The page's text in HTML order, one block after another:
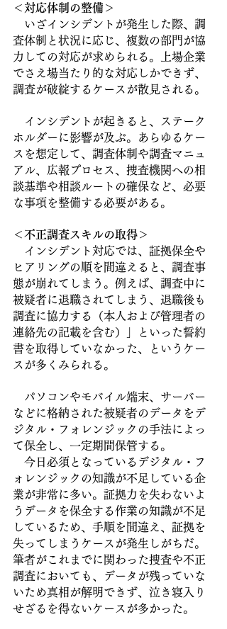
＜対応体制の整備＞
いざインシデントが発生した際、調
査体制と状況に応じ、複数の部門が協
力しての対応が求められる。上場企業
でさえ場当たり的な対応しかできず、
調査が破綻するケースが散見される。
インシデントが起きると、ステーク
ホルダーに影響が及ぶ。あらゆるケー
スを想定して、調査体制や調査マニュ
アル、広報プロセス、捜査機関への相
談基準や相談ルートの確保など、必要
な事項を整備する必要がある。
＜不正調査スキルの取得＞
インシデント対応では、証拠保全や
ヒアリングの順を間違えると、調査事
態が崩れてしまう。例えば、調査中に
被疑者に退職されてしまう、退職後も
調査に協力する（本人および管理者の
連絡先の記載を含む）」といった誓約
書を取得していなかった、というケー
スが多くみられる。
パソコンやモバイル端末、サーバー
などに格納された被疑者のデータをデ
ジタル・フォレンジックの手法によっ
て保全し、一定期間保管する。
今日必須となっているデジタル・フ
ォレンジックの知識が不足している企
業が非常に多い。証拠力を失わないよ
うデータを保全する作業の知識が不足
しているため、手順を間違え、証拠を
失ってしまうケースが発生しがちだ。
筆者がこれまでに関わった捜査や不正
調査においても、データが残っていな
いため真相が解明できず、泣き寝入り
せざるを得ないケースが多かった。